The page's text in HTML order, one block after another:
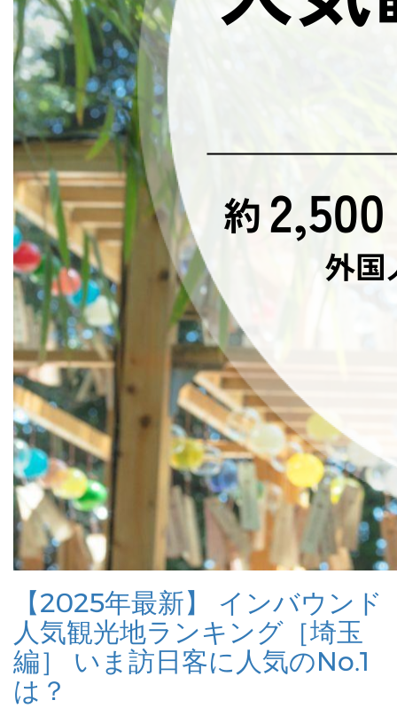
【2025年最新】 インバウンド
人気観光地ランキング［埼玉
編］ いま訪日客に人気のNo.1
は？